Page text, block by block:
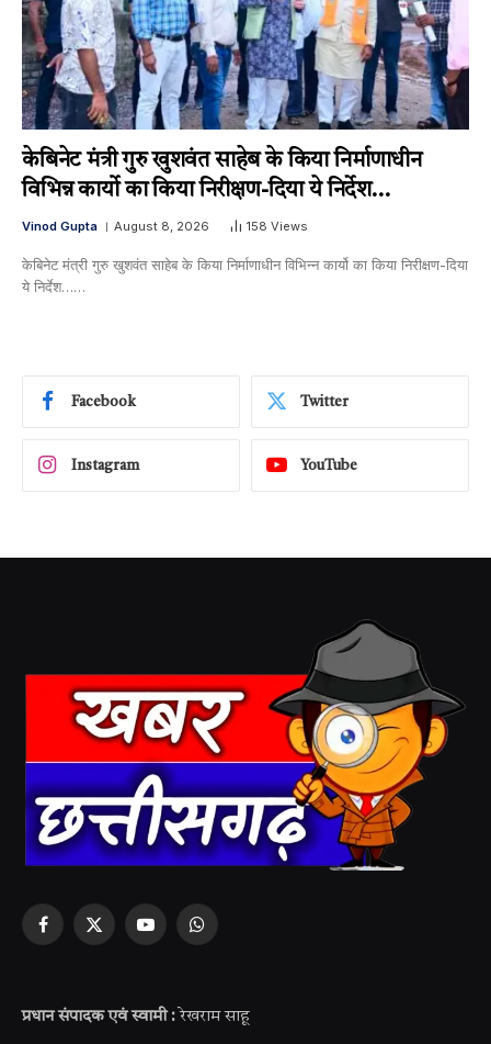
केबिनेट मंत्री गुरु खुशवंत साहेब के किया निर्माणाधीन
विभिन्न कार्यो का किया निरीक्षण-दिया ये निर्देश…
Vinod Gupta August 8, 2026 158 Views
केबिनेट मंत्री गुरु खुशवंत साहेब के किया निर्माणाधीन विभिन्न कार्यो का किया निरीक्षण-दिया
ये निर्देश……
Facebook Twitter
Instagram YouTube
Facebook
X
YouTubeWhatsApp
प्रधान संपादक एवं स्वामी : रेखराम साहू